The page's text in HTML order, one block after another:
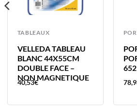
TABLEAUX
VELLEDA TABLEAU
BLANC 44X55CM
DOUBLE FACE –
NON MAGNETIQUE
40,53€